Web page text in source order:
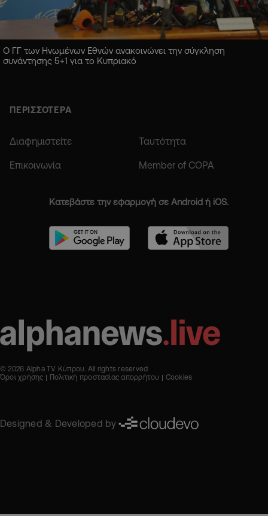
Ο ΓΓ των Ηνωμένων Εθνών ανακοινώνει την σύγκληση
συνάντησης 5+1 για το Κυπριακό
ΠΕΡΙΣΣΟΤΕΡΑ
Διαφημιστείτε Ταυτότητα
Επικοινωνία Member of COPA
Κατεβάστε την εφαρμογή σε Android ή iOS.
© 2026 Alpha TV Κύπρου. All rights reserved
Όροι χρήσης
Πολιτική προστασίας απορρήτου Cookies
Designed & Developed by